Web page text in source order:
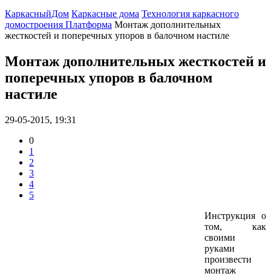
КаркасныйДом Каркасные дома Технология каркасного
домостроения Платформа Монтаж дополнительных
жесткостей и поперечных упоров в балочном настиле
Монтаж дополнительных жесткостей и
поперечных упоров в балочном
настиле
29-05-2015, 19:31
0
1
2
3
4
5
Инструкция о
том, как
своими
руками
произвести
монтаж